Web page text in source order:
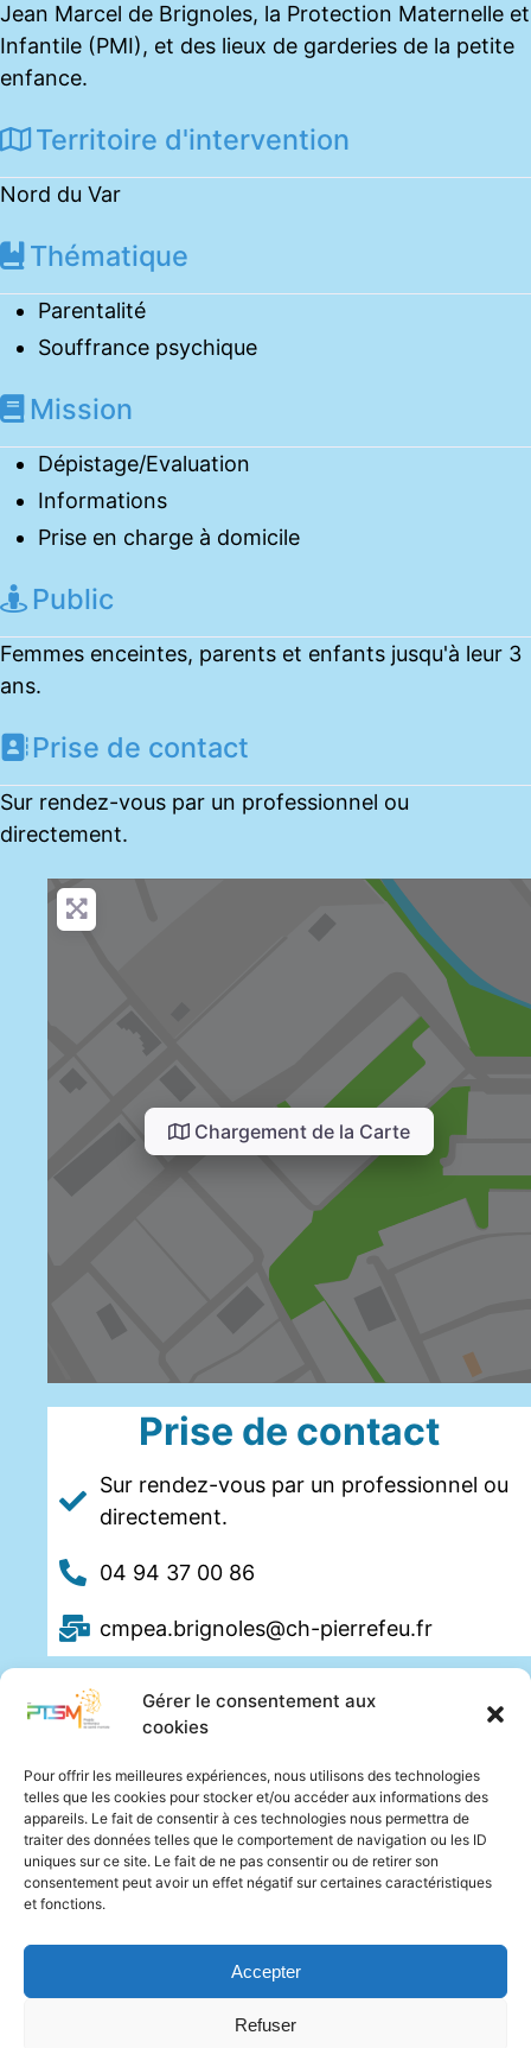
Gérer le consentement aux
cookies
Pour offrir les meilleures expériences, nous utilisons des technologies
telles que les cookies pour stocker et/ou accéder aux informations des
appareils. Le fait de consentir à ces technologies nous permettra de
traiter des données telles que le comportement de navigation ou les ID
uniques sur ce site. Le fait de ne pas consentir ou de retirer son
consentement peut avoir un effet négatif sur certaines caractéristiques
et fonctions.
Accepter
Refuser
Jean Marcel de Brignoles, la Protection Maternelle et
Infantile (PMI), et des lieux de garderies de la petite
enfance.
Territoire d'intervention
Nord du Var
Thématique
Parentalité
Souffrance psychique
Mission
Dépistage/Evaluation
Informations
Prise en charge à domicile
Public
Femmes enceintes, parents et enfants jusqu'à leur 3
ans.
Prise de contact
Sur rendez-vous par un professionnel ou
directement.
Chargement de la Carte
Prise de contact
Sur rendez-vous par un professionnel ou
directement.
04 94 37 00 86
cmpea.brignoles@ch-pierrefeu.fr